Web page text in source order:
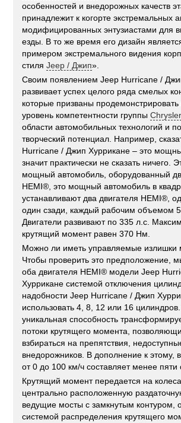
особенностей и внедорожных качеств
принадлежит к когорте экстремальных
модифицированных энтузиастами для
езды. В то же время его дизайн
примером экстремального видения
стиляJeep / Джип».
Своим появлением Jeep Hurricane /
развивает успех целого ряда смелых
которые призваны
уровень компетентности группы
области автомобильных технологий и
творческий потенциал. Например,
Hurricane / Джип Хуррикане – это
значит практически не сказать ничего.
мощный автомобиль, оборудованный
HEMI®, это мощный автомобиль в
устанавливают два двигателя HEMI®,
один сзади, каждый рабочим объемом
Двигатели развивают по 335 л.с.
крутящий момент равен 370 Нм.
Можно ли иметь управляемые излишки
Чтобы проверить это предположение,
оба двигателя HEMI® модели Jeep
Хуррикане системой отключения
надобности Jeep Hurricane / Джип
использовать 4, 8, 12 или 16
уникальная способность
потоки крутящего момента,
взбираться на препятствия,
внедорожников. В дополнение к этому,
от 0 до 100 км/ч составляет менее пяти
Крутящий момент передается на
центрально расположенную
ведущие мосты с замкнутым контуром,
системой распределения крутящего